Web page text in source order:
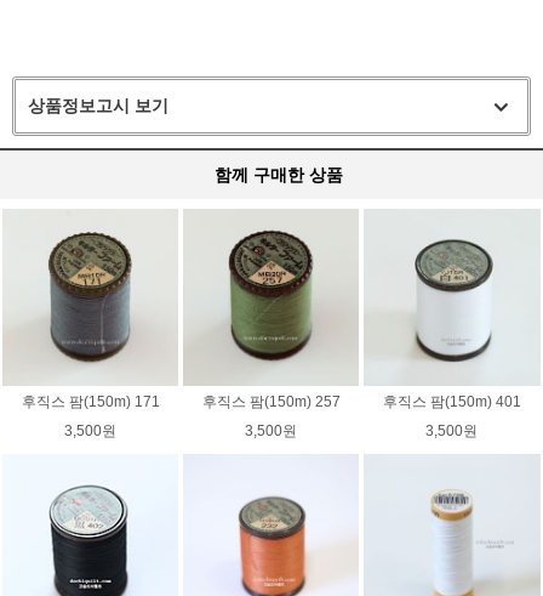
상품정보고시 보기
함께 구매한 상품
후직스 팜(150m) 171
3,500원
후직스 팜(150m) 257
3,500원
후직스 팜(150m) 401
3,500원